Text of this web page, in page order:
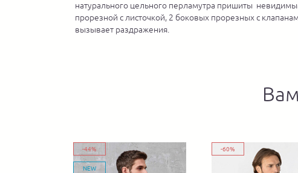
натурального цельного перламутра пришиты
прорезной с листочкой, 2 боковых прорезных с
вызывает раздражения.
-44%
NEW
-60%